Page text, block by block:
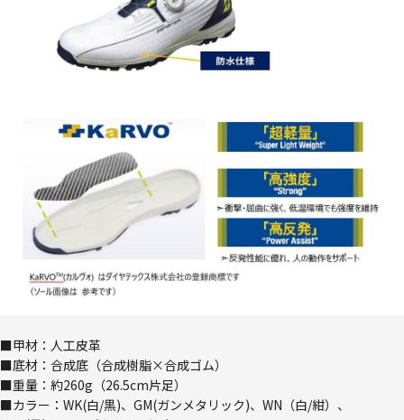
■甲材：人工皮革
■底材：合成底（合成樹脂×合成ゴム）
■重量：約260g（26.5cm片足）
■カラー：WK(白/黒)、GM(ガンメタリック)、WN（白/紺）、